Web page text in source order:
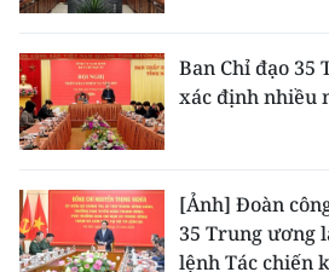
TIN ĐỊA PHƯƠNG
Trung du và miền núi phía Bắc
Đồng bằng sông Hồng
Bắc Trung Bộ
Ban Chỉ đạo 35
xác định nhiều
[Ảnh] Đoàn
35 Trung ương
lệnh Tác chiến